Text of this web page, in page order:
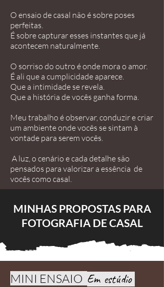
O ensaio de casal não é sobre poses
perfeitas.
É sobre capturar esses instantes que já
acontecem naturalmente.
O sorriso do outro é onde mora o amor.
É ali que a cumplicidade aparece.
Que a intimidade se revela.
Que a história de vocês ganha forma.
Meu trabalho é observar, conduzir e criar
um ambiente onde vocês se sintam à
vontade para serem vocês.
A luz, o cenário e cada detalhe são
pensados para valorizar a essência de
vocês como casal.
MINHAS PROPOSTAS PARA
FOTOGRAFIA DE CASAL
MINI ENSAIO Em estúdio